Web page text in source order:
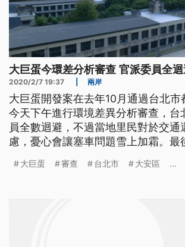
大巨蛋今環差分析審查 官派委員全
2020/2/7 19:37 兩岸
大巨蛋開發案在去年10月通過台北市
今天下午進行環境差異分析審查，台
員全數迴避，不過當地里民對於交通
慮，憂心會讓塞車問題雪上加霜。最
行第三次變更，案件送入台北市環保
大巨蛋 審查 台北市 大安區 ...